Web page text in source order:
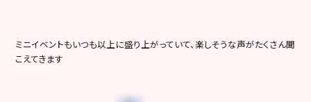
ミニイベントもいつも以上に盛り上がっていて、楽しそうな声がたくさん聞
こえてきます